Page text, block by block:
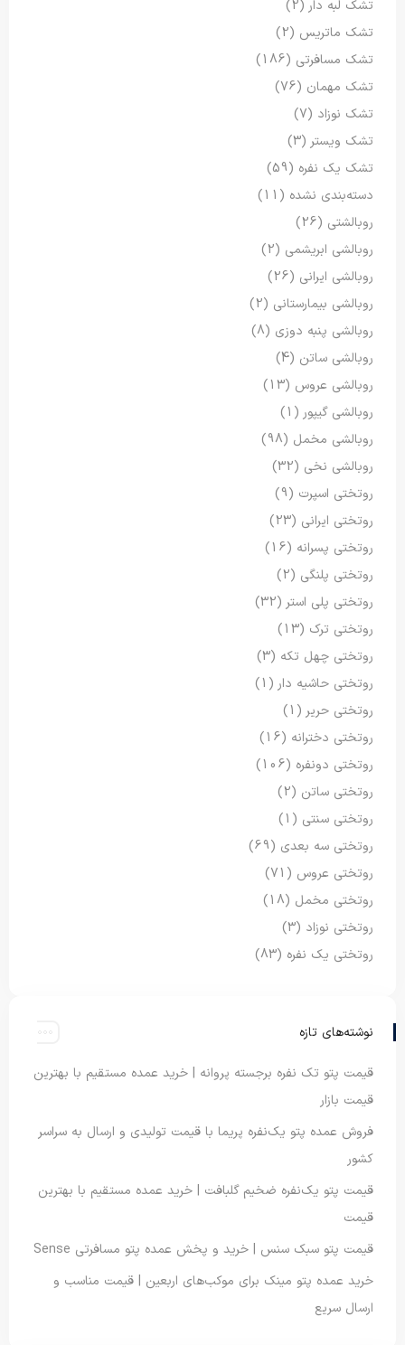
تشک لبه دار (2)
تشک ماتریس (2)
تشک مسافرتی (186)
تشک مهمان (76)
تشک نوزاد (7)
تشک ویستر (3)
تشک یک نفره (59)
دسته‌بندی نشده (11)
روبالشتی (26)
روبالشی ابریشمی (2)
روبالشی ایرانی (26)
روبالشی بیمارستانی (2)
روبالشی پنبه دوزی (8)
روبالشی ساتن (4)
روبالشی عروس (13)
روبالشی گیپور (1)
روبالشی مخمل (98)
روبالشی نخی (32)
روتختی اسپرت (9)
روتختی ایرانی (23)
روتختی پسرانه (16)
روتختی پلنگی (2)
روتختی پلی استر (32)
روتختی ترک (13)
روتختی چهل تکه (3)
روتختی حاشیه دار (1)
روتختی حریر (1)
روتختی دخترانه (16)
روتختی دونفره (106)
روتختی ساتن (2)
روتختی سنتی (1)
روتختی سه بعدی (69)
روتختی عروس (71)
روتختی مخمل (18)
روتختی نوزاد (3)
روتختی یک نفره (83)
نوشته‌های تازه
قیمت پتو تک نفره برجسته پروانه | خرید عمده مستقیم با بهترین
قیمت بازار
فروش عمده پتو یک‌نفره پریما با قیمت تولیدی و ارسال به سراسر
کشور
قیمت پتو یک‌نفره ضخیم گلبافت | خرید عمده مستقیم با بهترین
قیمت
قیمت پتو سبک سنس | خرید و پخش عمده پتو مسافرتی Sense
خرید عمده پتو مینک برای موکب‌های اربعین | قیمت مناسب و
ارسال سریع